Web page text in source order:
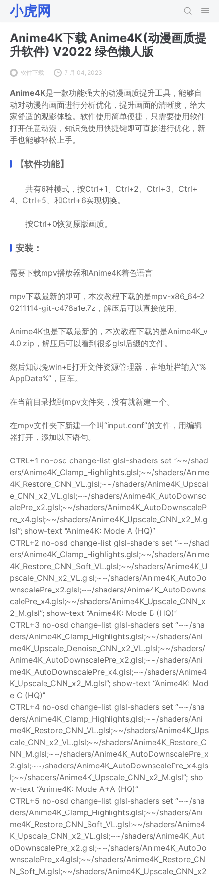
小虎网
Anime4K下载 Anime4K(动漫画质提
升软件) V2022 绿色懒人版
软件下载 7 月 04, 2023
Anime4K是一款功能强大的动漫画质提升工具，能够自
动对动漫的画面进行分析优化，提升画面的清晰度，给大
家舒适的观影体验。软件使用简单便捷，只需要使用软件
打开任意动漫，知识兔使用快捷键即可直接进行优化，新
手也能够轻松上手。
【软件功能】
共有6种模式，按Ctrl+1、Ctrl+2、Ctrl+3、Ctrl+
4、Ctrl+5、和Ctrl+6实现切换。
按Ctrl+0恢复原版画质。
安装：
需要下载mpv播放器和Anime4K着色语言
mpv下载最新的即可，本次教程下载的是mpv-x86_64-2
0211114-git-c478a1e.7z，解压后可以直接使用。
Anime4K也是下载最新的，本次教程下载的是Anime4K_v
4.0.zip，解压后可以看到很多glsl后缀的文件。
然后知识兔win+E打开文件资源管理器，在地址栏输入“%
AppData%”，回车。
在当前目录找到mpv文件夹，没有就新建一个。
在mpv文件夹下新建一个叫“input.conf”的文件，用编辑
器打开，添加以下语句。
CTRL+1 no-osd change-list glsl-shaders set “~~/shad
ers/Anime4K_Clamp_Highlights.glsl;~~/shaders/Anime
4K_Restore_CNN_VL.glsl;~~/shaders/Anime4K_Upscal
e_CNN_x2_VL.glsl;~~/shaders/Anime4K_AutoDownsc
alePre_x2.glsl;~~/shaders/Anime4K_AutoDownscaleP
re_x4.glsl;~~/shaders/Anime4K_Upscale_CNN_x2_M.g
lsl”; show-text “Anime4K: Mode A (HQ)”
CTRL+2 no-osd change-list glsl-shaders set “~~/shad
ers/Anime4K_Clamp_Highlights.glsl;~~/shaders/Anime
4K_Restore_CNN_Soft_VL.glsl;~~/shaders/Anime4K_U
pscale_CNN_x2_VL.glsl;~~/shaders/Anime4K_AutoDo
wnscalePre_x2.glsl;~~/shaders/Anime4K_AutoDowns
calePre_x4.glsl;~~/shaders/Anime4K_Upscale_CNN_x
2_M.glsl”; show-text “Anime4K: Mode B (HQ)”
CTRL+3 no-osd change-list glsl-shaders set “~~/sha
ders/Anime4K_Clamp_Highlights.glsl;~~/shaders/Ani
me4K_Upscale_Denoise_CNN_x2_VL.glsl;~~/shaders/
Anime4K_AutoDownscalePre_x2.glsl;~~/shaders/Ani
me4K_AutoDownscalePre_x4.glsl;~~/shaders/Anime4
K_Upscale_CNN_x2_M.glsl”; show-text “Anime4K: Mod
e C (HQ)”
CTRL+4 no-osd change-list glsl-shaders set “~~/sha
ders/Anime4K_Clamp_Highlights.glsl;~~/shaders/Ani
me4K_Restore_CNN_VL.glsl;~~/shaders/Anime4K_Ups
cale_CNN_x2_VL.glsl;~~/shaders/Anime4K_Restore_C
NN_M.glsl;~~/shaders/Anime4K_AutoDownscalePre_x
2.glsl;~~/shaders/Anime4K_AutoDownscalePre_x4.gls
l;~~/shaders/Anime4K_Upscale_CNN_x2_M.glsl”; sho
w-text “Anime4K: Mode A+A (HQ)”
CTRL+5 no-osd change-list glsl-shaders set “~~/sha
ders/Anime4K_Clamp_Highlights.glsl;~~/shaders/Ani
me4K_Restore_CNN_Soft_VL.glsl;~~/shaders/Anime4
K_Upscale_CNN_x2_VL.glsl;~~/shaders/Anime4K_Aut
oDownscalePre_x2.glsl;~~/shaders/Anime4K_AutoDo
wnscalePre_x4.glsl;~~/shaders/Anime4K_Restore_CN
N_Soft_M.glsl;~~/shaders/Anime4K_Upscale_CNN_x2